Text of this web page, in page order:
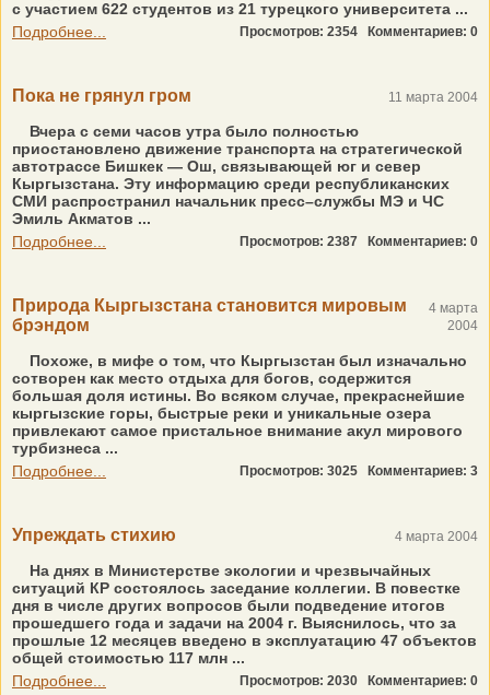
с участием 622 студентов из 21 турецкого университета ...
Подробнее...
Просмотров: 2354 Комментариев: 0
Пока не грянул гром 11 марта 2004
Вчера с семи часов утра было полностью
приостановлено движение транспорта на стратегической
автотрассе Бишкек — Ош, связывающей юг и север
Кыргызстана. Эту информацию среди республиканских
СМИ распространил начальник пресс–службы МЭ и ЧС
Эмиль Акматов ...
Подробнее...
Просмотров: 2387 Комментариев: 0
Природа Кыргызстана становится мировым
брэндом
4 марта
2004
Похоже, в мифе о том, что Кыргызстан был изначально
сотворен как место отдыха для богов, содержится
большая доля истины. Во всяком случае, прекраснейшие
кыргызские горы, быстрые реки и уникальные озера
привлекают самое пристальное внимание акул мирового
турбизнеса ...
Подробнее...
Просмотров: 3025 Комментариев: 3
Упреждать стихию 4 марта 2004
На днях в Министерстве экологии и чрезвычайных
ситуаций КР состоялось заседание коллегии. В повестке
дня в числе других вопросов были подведение итогов
прошедшего года и задачи на 2004 г. Выяснилось, что за
прошлые 12 месяцев введено в эксплуатацию 47 объектов
общей стоимостью 117 млн ...
Подробнее...
Просмотров: 2030 Комментариев: 0